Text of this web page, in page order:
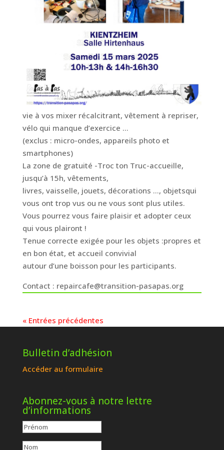
vie à vos mixer récalcitrant, vêtement à repriser,
vélo qui manque d’exercice …
(exclus : micro-ondes, appareils photo et
smartphones)
La zone de gratuité -Troc ton Truc-accueille,
jusqu’à 15h, vêtements,
livres, vaisselle, jouets, décorations …, objetsqui
vous ont trop vus ou ne vous sont plus utiles.
Vous pourrez vous faire plaisir et adopter ceux
qui vous plairont !
Tenue correcte exigée pour les objets :propres et
en bon état, et accueil convivial
autour d’une boisson pour les participants.
Contact : repaircafe@transition-pasapas.org
« Entrées précédentes
Bulletin d’adhésion
Accéder au formulaire
Abonnez-vous à notre lettre
d’informations